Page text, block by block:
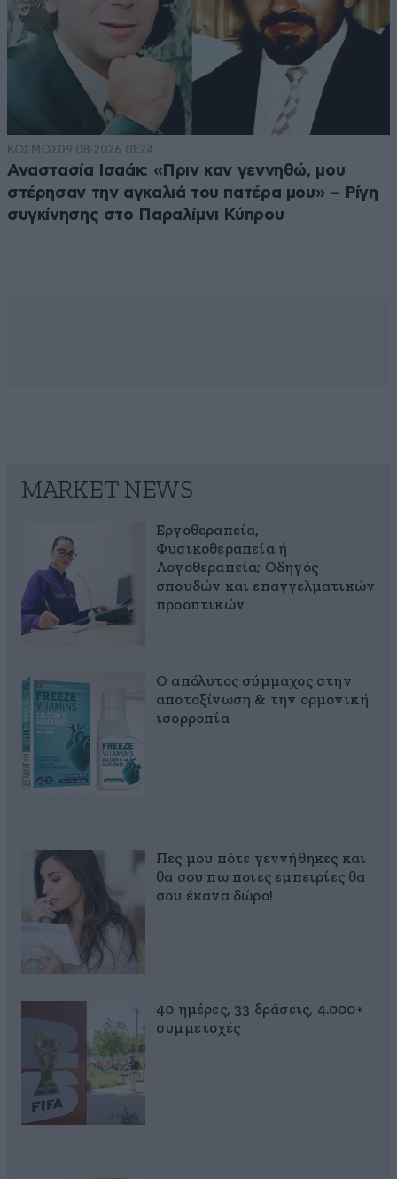
ΚΟΣΜΟΣ09·08·2026 01:24
Αναστασία Ισαάκ: «Πριν καν γεννηθώ, μου
στέρησαν την αγκαλιά του πατέρα μου» – Ρίγη
συγκίνησης στο Παραλίμνι Κύπρου
MARKET NEWS
Εργοθεραπεία,
Φυσικοθεραπεία ή
Λογοθεραπεία; Οδηγός
σπουδών και επαγγελματικών
προοπτικών
Ο απόλυτος σύμμαχος στην
αποτοξίνωση & την ορμονική
ισορροπία
Πες μου πότε γεννήθηκες και
θα σου πω ποιες εμπειρίες θα
σου έκανα δώρο!
40 ημέρες, 33 δράσεις, 4.000+
συμμετοχές